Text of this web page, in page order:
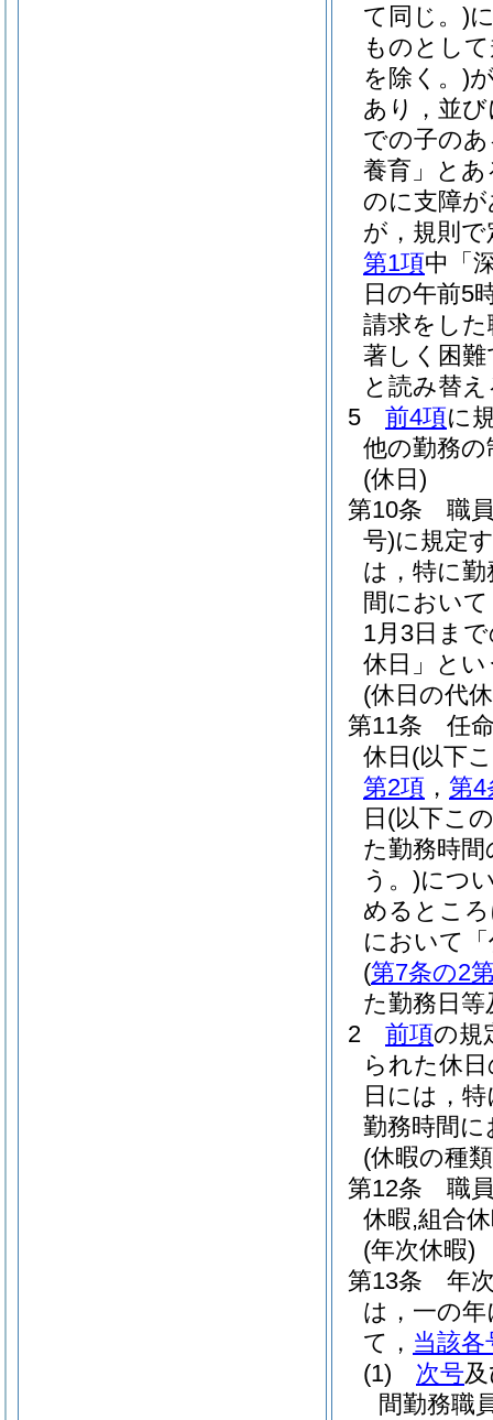
て同じ。)
ものとし
を除く。)
あり，並
での子の
養育」と
のに支障
が，規則
第1項中「
日の午前5
請求をし
著しく困
と読み替
5
前4項に
他の勤務
(休日)
第10条
職
号)に規定
は，特に
間におい
1月3日ま
休日」とい
(休日の代
第11条
任
休日 (以下
第2項 ， 第4
日 (以下こ
た勤務時間
う。)につ
めるとこ
において
(第7条の2
た勤務日
2
前項の規
られた休
日には，
勤務時間
(休暇の種
第12条
職
休暇,組合
(年次休暇)
第13条
年
は，一の
て， 当該各
(1)
次号
間勤務職